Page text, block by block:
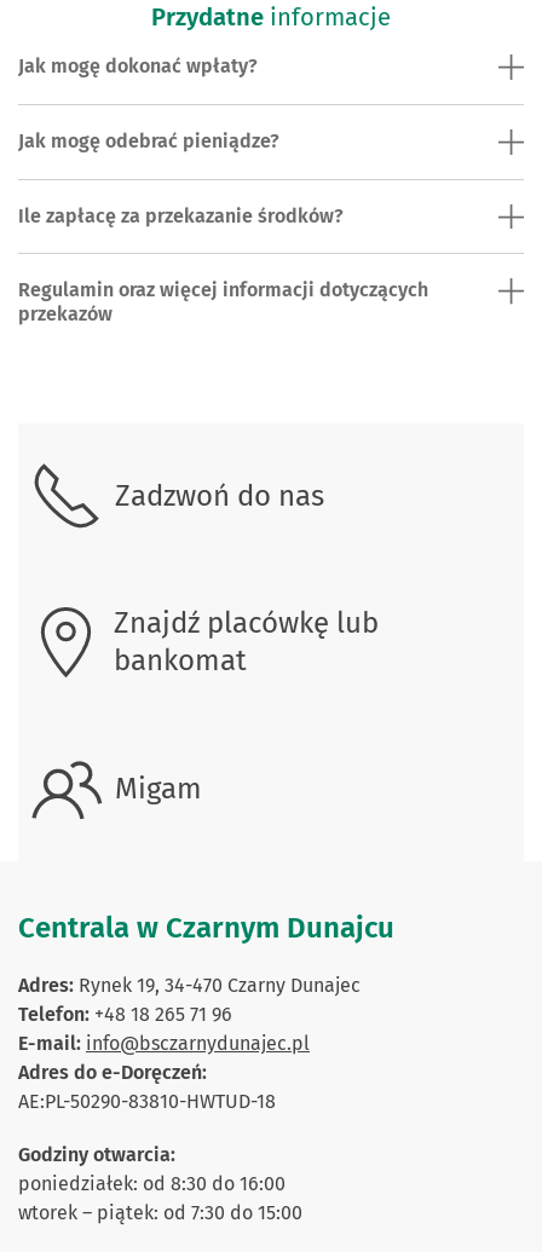
Przydatne informacje
Jak mogę dokonać wpłaty?
Jak mogę odebrać pieniądze?
Ile zapłacę za przekazanie środków?
Regulamin oraz więcej informacji dotyczących
przekazów
Zadzwoń do nas
Znajdź placówkę lub
bankomat
Migam
Centrala w Czarnym Dunajcu
Adres: Rynek 19, 34-470 Czarny Dunajec
Telefon: +48 18 265 71 96
E-mail: info@bsczarnydunajec.pl
Adres do e-Doręczeń:
AE:PL-50290-83810-HWTUD-18
Godziny otwarcia:
poniedziałek: od 8:30 do 16:00
wtorek – piątek: od 7:30 do 15:00